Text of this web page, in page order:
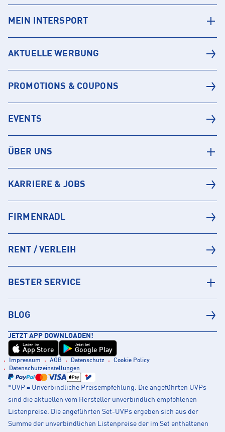
MEIN INTERSPORT
AKTUELLE WERBUNG
PROMOTIONS & COUPONS
EVENTS
ÜBER UNS
KARRIERE & JOBS
FIRMENRADL
RENT / VERLEIH
BESTER SERVICE
BLOG
JETZT APP DOWNLOADEN!
Laden im
App Store
Jetzt bei
Google Play
Impressum AGB Datenschutz
Cookie Policy
Datenschutzeinstellungen
*UVP = Unverbindliche Preisempfehlung. Die angeführten UVPs
sind die aktuellen vom Hersteller unverbindlich empfohlenen
Listenpreise. Die angeführten Set-UVPs ergeben sich aus der
Summe der unverbindlichen Listenpreise der im Set enthaltenen